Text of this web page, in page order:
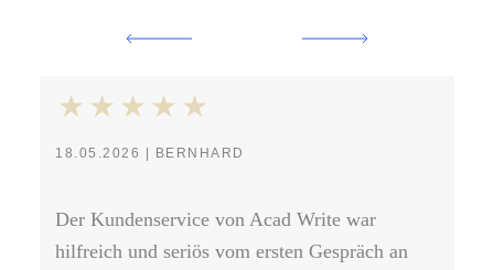
18.05.2026 | BERNHARD
Der Kundenservice von Acad Write war
hilfreich und seriös vom ersten Gespräch an